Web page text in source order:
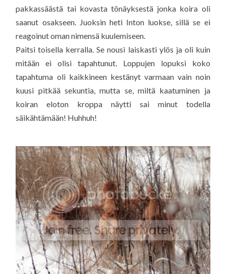
pakkassäästä tai kovasta tönäyksestä jonka koira oli
saanut osakseen. Juoksin heti Inton luokse, sillä se ei
reagoinut oman nimensä kuulemiseen.
Paitsi toisella kerralla. Se nousi laiskasti ylös ja oli kuin
mitään ei olisi tapahtunut. Loppujen lopuksi koko
tapahtuma oli kaikkineen kestänyt varmaan vain noin
kuusi pitkää sekuntia, mutta se, miltä kaatuminen ja
koiran eloton kroppa näytti sai minut todella
säikähtämään! Huhhuh!